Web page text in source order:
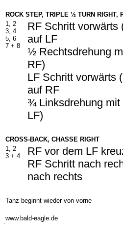
ROCK STEP, TRIPLE ½ TURN RIGHT,
1, 2
3, 4
5, 6
7 + 8
RF Schritt vorwärts
auf LF
½ Rechtsdrehung
RF)
LF Schritt vorwärts
auf RF
¾ Linksdrehung mit
LF)
CROSS-BACK, CHASSE RIGHT
1, 2
3 + 4
RF vor dem LF
RF Schritt nach
nach rechts
Tanz beginnt wieder von vorne
www.bald-eagle.de